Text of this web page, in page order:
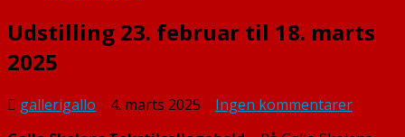
Udstilling 23. februar til 18. marts
2025
gallerigallo 4. marts 2025 Ingen kommentarertil